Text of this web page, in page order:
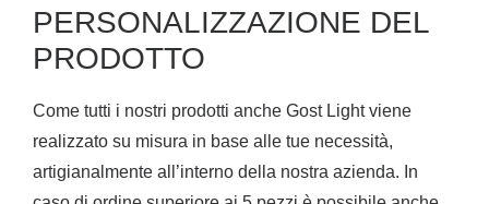
PERSONALIZZAZIONE DEL
PRODOTTO
Come tutti i nostri prodotti anche Gost Light viene
realizzato su misura in base alle tue necessità,
artigianalmente all’interno della nostra azienda. In